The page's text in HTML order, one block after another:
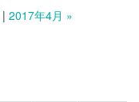
| 2017年4月 »